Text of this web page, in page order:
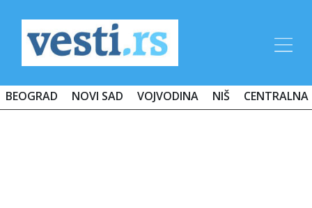
BEOGRAD NOVI SAD VOJVODINA NIŠ CENTRALNA